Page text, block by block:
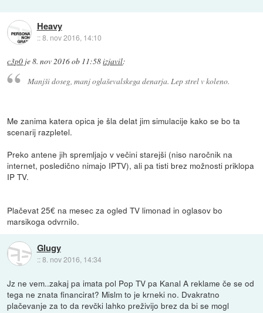
Heavy
::8. nov 2016, 14:10
c3p0 je8. nov 2016 ob 11:58izjavil:
Manjši doseg, manj oglaševalskega denarja. Lep strel v koleno.
Me zanima katera opica je šla delat jim simulacije kako se bo ta
scenarij razpletel.
Preko antene jih spremljajo v večini starejši (niso naročnik na
internet, posledično nimajo IPTV), ali pa tisti brez možnosti priklopa
IP TV.
Plačevat 25€ na mesec za ogled TV limonad in oglasov bo
marsikoga odvrnilo.
Glugy
::8. nov 2016, 14:34
Jz ne vem..zakaj pa imata pol Pop TV pa Kanal A reklame če se od
tega ne znata financirat? Mislm to je krneki no. Dvakratno
plačevanje za to da revčki lahko preživijo brez da bi se mogl